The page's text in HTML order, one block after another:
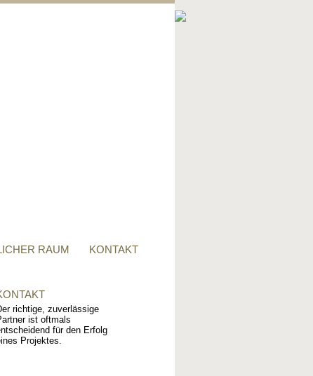
RAUM KONTAKT
richtige, zuverlässige
ist oftmals
für den Erfolg
Projektes.